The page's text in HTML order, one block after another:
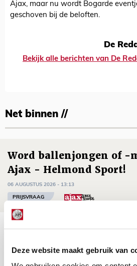
Deze website maakt gebruik van
Ajax, maar nu wordt Bogarde
geschoven bij de beloften.
De
Bekijk alle berichten van De
Net binnen //
Word ballenjongen of -
Ajax - Helmond Sport!
06 AUGUSTUS 2026 - 13:13
PRIJSVRAAG
Reis jij als mascotte